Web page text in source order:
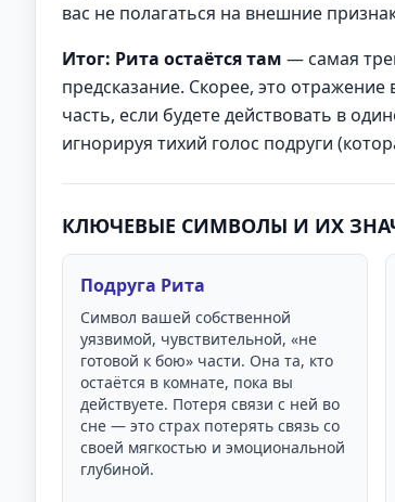
вас не полагаться на внешние
Итог: Рита остаётся там — самая
предсказание. Скорее, это
часть, если будете действовать в
игнорируя тихий голос подруги
КЛЮЧЕВЫЕ СИМВОЛЫ И ИХ
Подруга Рита
Символ вашей собственной
уязвимой, чувствительной, «не
готовой к бою» части. Она та, кто
остаётся в комнате, пока вы
действуете. Потеря связи с ней во
сне — это страх потерять связь со
своей мягкостью и эмоциональной
глубиной.